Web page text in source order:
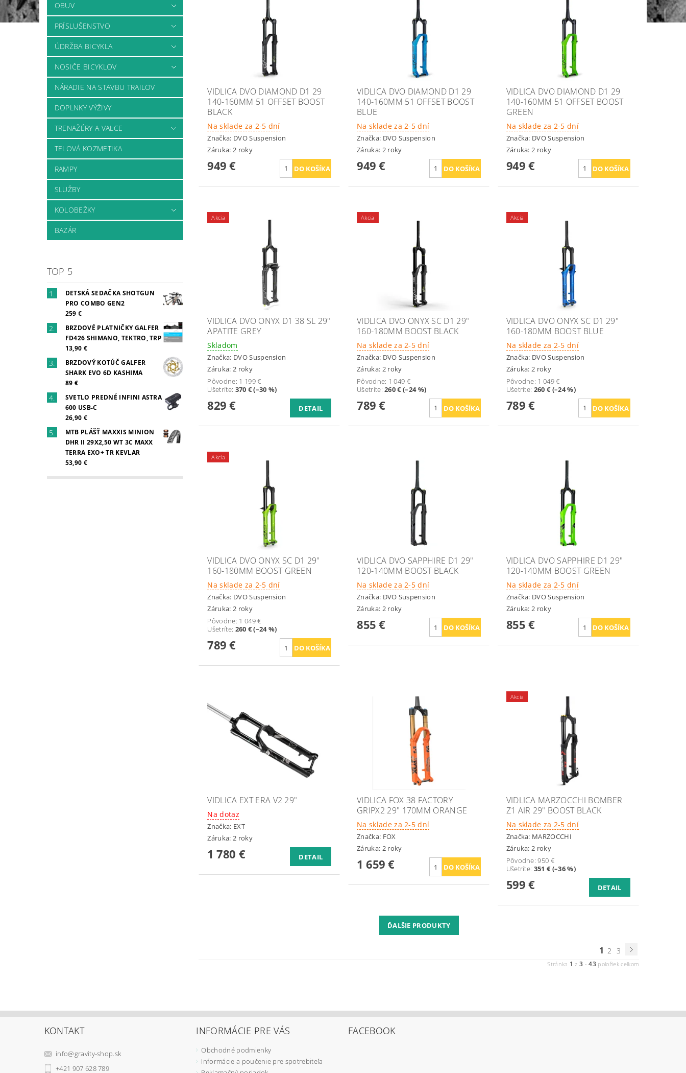
OBUV
PRÍSLUŠENSTVO
ÚDRŽBA BICYKLA
NOSIČE BICYKLOV
NÁRADIE NA STAVBU TRAILOV
DOPLNKY VÝŽIVY
TRENAŽÉRY A VALCE
TELOVÁ KOZMETIKA
RAMPY
SLUŽBY
KOLOBEŽKY
BAZÁR
TOP 5
DETSKÁ SEDAČKA SHOTGUN
PRO COMBO GEN2
259 €
BRZDOVÉ PLATNIČKY GALFER
FD426 SHIMANO, TEKTRO, TRP
13,90 €
BRZDOVÝ KOTÚČ GALFER
SHARK EVO 6D KASHIMA
89 €
SVETLO PREDNÉ INFINI ASTRA
600 USB-C
26,90 €
MTB PLÁŠŤ MAXXIS MINION
DHR II 29X2,50 WT 3C MAXX
TERRA EXO+ TR KEVLAR
53,90 €
VIDLICA DVO DIAMOND D1 29
140-160MM 51 OFFSET BOOST
BLACK
Na sklade za 2-5 dní
Značka: DVO Suspension
Záruka: 2 roky
949 €
VIDLICA DVO DIAMOND D1 29
140-160MM 51 OFFSET BOOST
BLUE
Na sklade za 2-5 dní
Značka: DVO Suspension
Záruka: 2 roky
949 €
VIDLICA DVO DIAMOND D1 29
140-160MM 51 OFFSET BOOST
GREEN
Na sklade za 2-5 dní
Značka: DVO Suspension
Záruka: 2 roky
949 €
Akcia
VIDLICA DVO ONYX D1 38 SL 29"
APATITE GREY
Skladom
Značka: DVO Suspension
Záruka: 2 roky
Pôvodne: 1 199 €
Ušetríte: 370 € (–30 %)
829 € DETAIL
Akcia
VIDLICA DVO ONYX SC D1 29"
160-180MM BOOST BLACK
Na sklade za 2-5 dní
Značka: DVO Suspension
Záruka: 2 roky
Pôvodne: 1 049 €
Ušetríte:260 € (–24 %)
789 €
Akcia
VIDLICA DVO ONYX SC D1 29"
160-180MM BOOST BLUE
Na sklade za 2-5 dní
Značka: DVO Suspension
Záruka: 2 roky
Pôvodne: 1 049 €
Ušetríte: 260 € (–24 %)
789 €
Akcia
VIDLICA DVO ONYX SC D1 29"
160-180MM BOOST GREEN
Na sklade za 2-5 dní
Značka: DVO Suspension
Záruka: 2 roky
Pôvodne: 1 049 €
Ušetríte: 260 € (–24 %)
789 €
VIDLICA DVO SAPPHIRE D1 29"
120-140MM BOOST BLACK
Na sklade za 2-5 dní
Značka: DVO Suspension
Záruka: 2 roky
855 €
VIDLICA DVO SAPPHIRE D1 29"
120-140MM BOOST GREEN
Na sklade za 2-5 dní
Značka: DVO Suspension
Záruka: 2 roky
855 €
VIDLICA EXT ERA V2 29"
Na dotaz
Značka: EXT
Záruka: 2 roky
1 780 € DETAIL
VIDLICA FOX 38 FACTORY
GRIPX2 29" 170MM ORANGE
Na sklade za 2-5 dní
Značka: FOX
Záruka: 2 roky
1 659 €
Akcia
VIDLICA MARZOCCHI BOMBER
Z1 AIR 29" BOOST BLACK
Na sklade za 2-5 dní
Značka: MARZOCCHI
Záruka: 2 roky
Pôvodne:950 €
Ušetríte: 351 € (–36 %)
599 € DETAIL
ĎALŠIE PRODUKTY
1 2 3
Stránka 1 z3 -43 položiek celkom
KONTAKT
info@gravity-shop.sk
+421 907 628 789
INFORMÁCIE PRE VÁS
Obchodné podmienky
Informácie a poučenie pre spotrebiteľa
FACEBOOK